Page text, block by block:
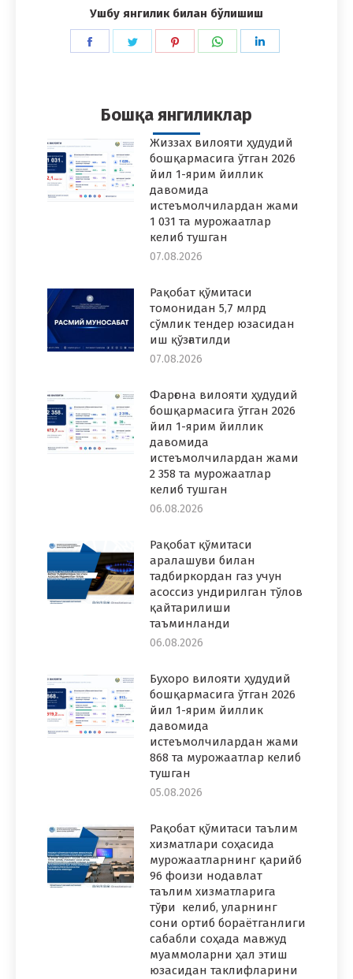
Ушбу янгилик билан бўлишиш
Share
Share
Share
Share
Бошқа янгиликлар
Жиззах вилояти ҳудудий
бошқармасига ўтган 2026
йил 1-ярим йиллик
давомида
истеъмолчилардан жами
1 031 та мурожаатлар
келиб тушган
07.08.2026
Рақобат қўмитаси
томонидан 5,7 млрд
сўмлик тендер юзасидан
иш қўзғатилди
07.08.2026
Фарғона вилояти ҳудудий
бошқармасига ўтган 2026
йил 1-ярим йиллик
давомида
истеъмолчилардан жами
2 358 та мурожаатлар
келиб тушган
06.08.2026
Рақобат қўмитаси
аралашуви билан
тадбиркордан газ учун
асоссиз ундирилган тўлов
қайтарилиши
таъминланди
06.08.2026
Бухоро вилояти ҳудудий
бошқармасига ўтган 2026
йил 1-ярим йиллик
давомида
истеъмолчилардан жами
868 та мурожаатлар келиб
тушган
05.08.2026
Рақобат қўмитаси таълим
хизматлари соҳасида
мурожаатларнинг қарийб
96 фоизи нодавлат
таълим хизматларига
тўғри келиб, уларнинг
сони ортиб бораётганлиги
сабабли соҳада мавжуд
муаммоларни ҳал этиш
юзасидан таклифларини